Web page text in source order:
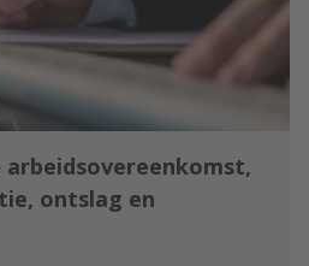
arbeidsovereenkomst,
ontslag en